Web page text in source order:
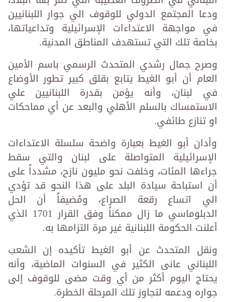
ودعا المجتمع الدولي للوقوف الي جوار اللبنانيين
في مواجهة الاعتداءات الإسرائيلية وتداعياتها،
بخاصة تلك التي تستهدف المناطق المدنية.
وصرح جمال رشدي المتحدث الرسمي باسم الأمين
العام أن أبو الغيط يتابع بقلق كبير تطور الأوضاع
في لبنان، وأنه يؤمن بقدرة اللبنانيين علي
الاستمساك بالسلم الأهلي والبعد عن أي مماحكات
او تنازع طائفي.
وأدان أبو الغيط بعبارة واضحة سلسلة الاعتداءات
الإسرائيلية المتواصلة على لبنان والتي سقط
جراءها المئات، وخلفت نحو مليون نازح، مشدداً على
أن استباحة سيادة البلد على هذا النحو قد تؤدي
الي اتساع رقعة الصراع، ومُضيفاً أن الحل
الدبلوماسي ما زال ممكناً وفق القرار 1701 الذي
أعلنت الحكومة اللبنانية غير مرة التزامها به.
ونقل المتحدث عن أبو الغيط تأكيده إن الشعب
اللبناني عانى الكثير في السنوات الماضية، وأنه
يحتاج اليوم أكثر من أي وقت مضى للوقوف إلى
جواره ودعمه لتجاوز تلك المرحلة الخطرة.